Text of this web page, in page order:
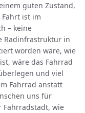
guten Zustand,
ist im
– keine
Radinfrastruktur in
worden wäre, wie
wäre das Fahrrad
und viel
Fahrrad anstatt
uns für
Fahrradstadt, wie